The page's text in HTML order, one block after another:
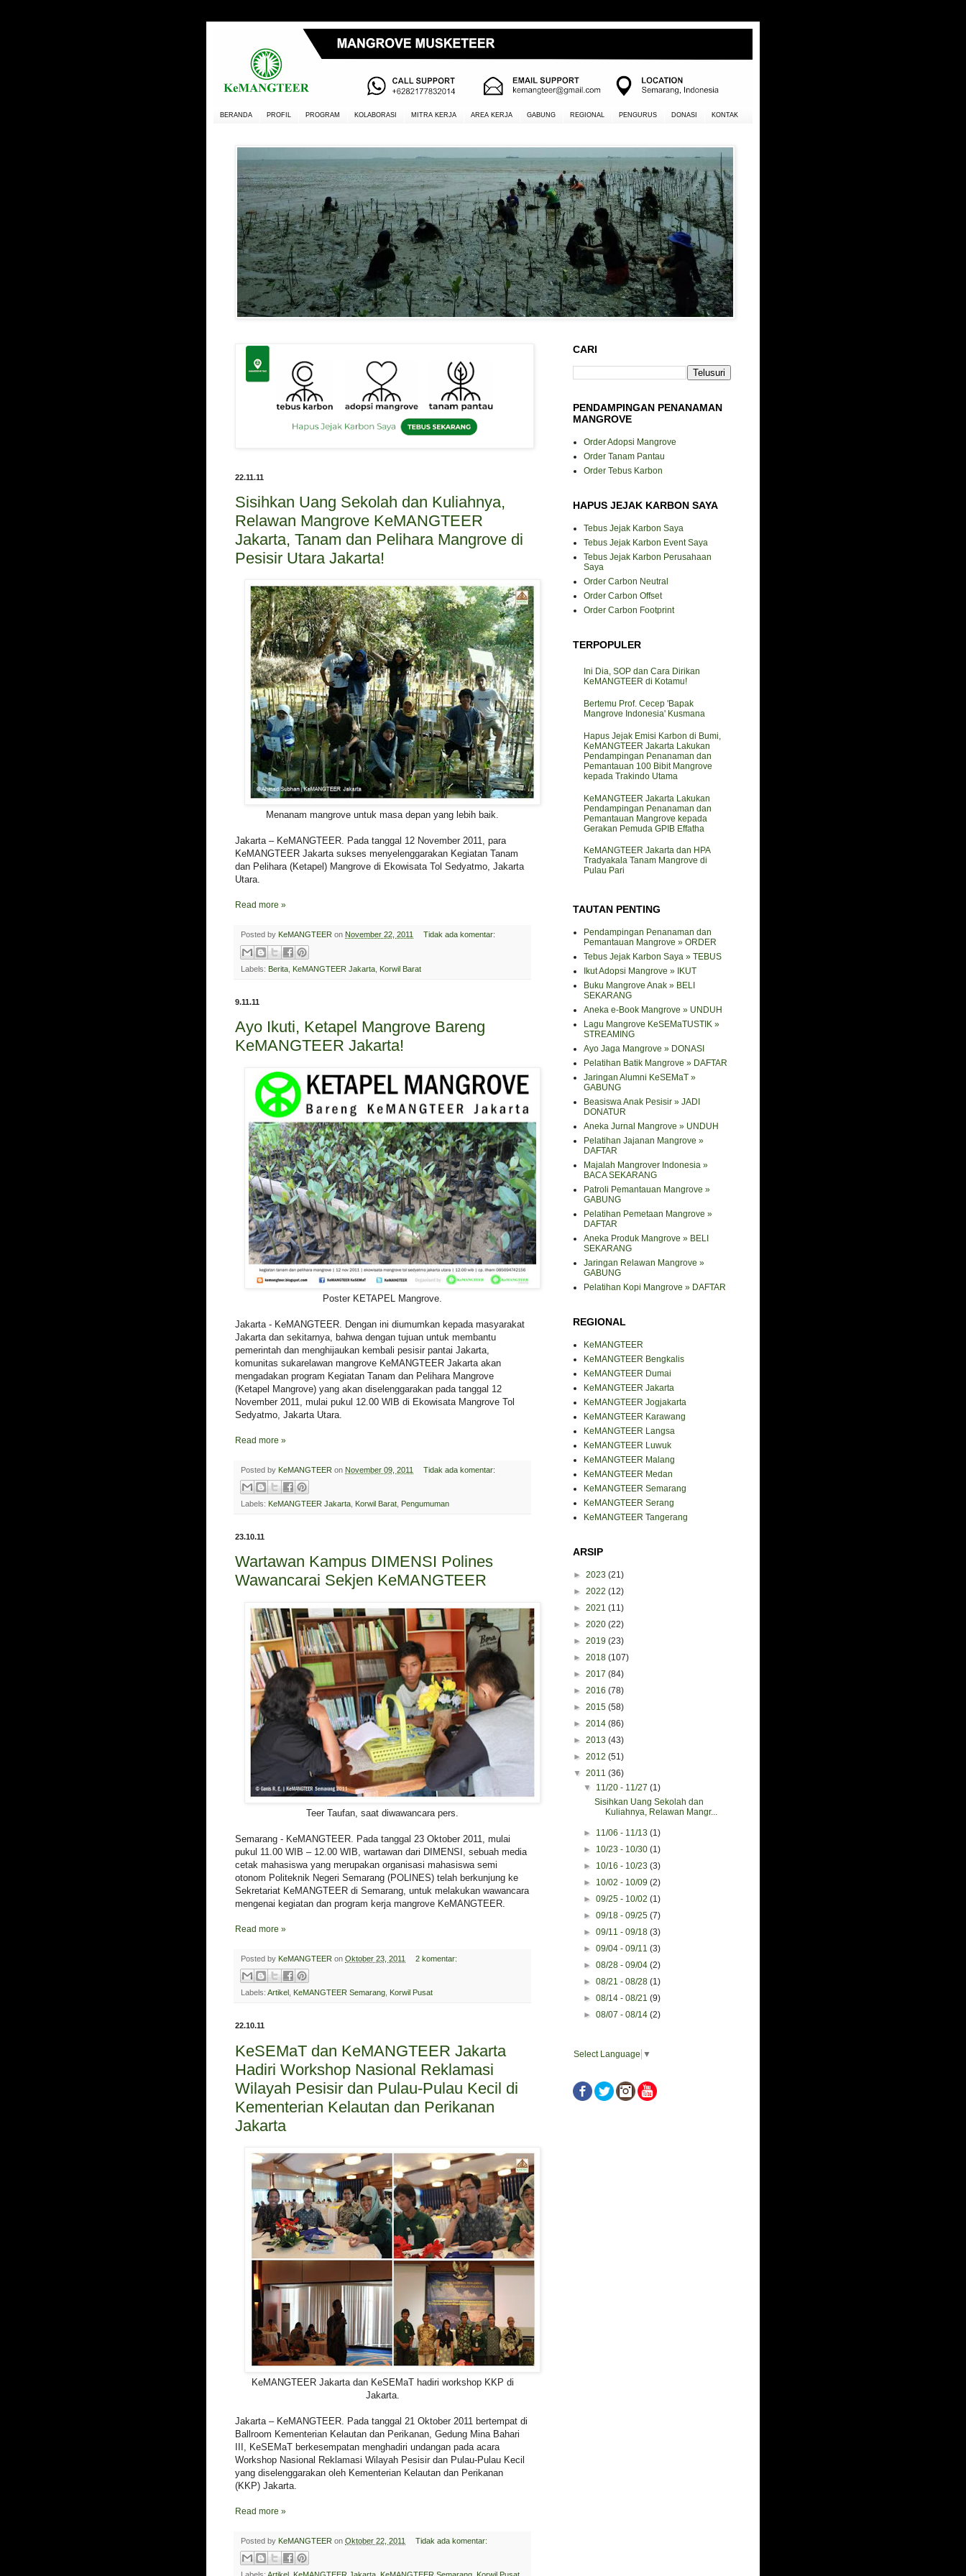
BERANDA PROFIL PROGRAM KOLABORASI MITRA KERJA AREA KERJA GABUNG REGIONAL PENGURUS DONASI KONTAK
22.11.11
Sisihkan Uang Sekolah dan Kuliahnya,
Relawan Mangrove KeMANGTEER
Jakarta, Tanam dan Pelihara Mangrove di
Pesisir Utara Jakarta!
Menanam mangrove untuk masa depan yang lebih baik.
Jakarta – KeMANGTEER. Pada tanggal 12 November 2011, para
KeMANGTEER Jakarta sukses menyelenggarakan Kegiatan Tanam
dan Pelihara (Ketapel) Mangrove di Ekowisata Tol Sedyatmo, Jakarta
Utara.
Read more »
Posted by KeMANGTEER on November 22, 2011 Tidak ada komentar:
Labels: Berita KeMANGTEER Jakarta Korwil Barat
9.11.11
Ayo Ikuti, Ketapel Mangrove Bareng
KeMANGTEER Jakarta!
Poster KETAPEL Mangrove.
Jakarta - KeMANGTEER. Dengan ini diumumkan kepada masyarakat
Jakarta dan sekitarnya, bahwa dengan tujuan untuk membantu
pemerintah dan menghijaukan kembali pesisir pantai Jakarta,
komunitas sukarelawan mangrove KeMANGTEER Jakarta akan
mengadakan program Kegiatan Tanam dan Pelihara Mangrove
(Ketapel Mangrove) yang akan diselenggarakan pada tanggal 12
November 2011, mulai pukul 12.00 WIB di Ekowisata Mangrove Tol
Sedyatmo, Jakarta Utara.
Read more »
Posted by KeMANGTEER on November 09, 2011 Tidak ada komentar:
Labels: KeMANGTEER Jakarta Korwil Barat Pengumuman
23.10.11
Wartawan Kampus DIMENSI Polines
Wawancarai Sekjen KeMANGTEER
Teer Taufan, saat diwawancara pers.
Semarang - KeMANGTEER. Pada tanggal 23 Oktober 2011, mulai
pukul 11.00 WIB – 12.00 WIB, wartawan dari DIMENSI, sebuah media
cetak mahasiswa yang merupakan organisasi mahasiswa semi
otonom Politeknik Negeri Semarang (POLINES) telah berkunjung ke
Sekretariat KeMANGTEER di Semarang, untuk melakukan wawancara
mengenai kegiatan dan program kerja mangrove KeMANGTEER.
Read more »
Posted by KeMANGTEER on Oktober 23, 2011 2 komentar:
Labels: Artikel KeMANGTEER Semarang Korwil Pusat
22.10.11
KeSEMaT dan KeMANGTEER Jakarta
Hadiri Workshop Nasional Reklamasi
Wilayah Pesisir dan Pulau-Pulau Kecil di
Kementerian Kelautan dan Perikanan
Jakarta
KeMANGTEER Jakarta dan KeSEMaT hadiri workshop KKP di
Jakarta.
Jakarta – KeMANGTEER. Pada tanggal 21 Oktober 2011 bertempat di
Ballroom Kementerian Kelautan dan Perikanan, Gedung Mina Bahari
III, KeSEMaT berkesempatan menghadiri undangan pada acara
Workshop Nasional Reklamasi Wilayah Pesisir dan Pulau-Pulau Kecil
yang diselenggarakan oleh Kementerian Kelautan dan Perikanan
(KKP) Jakarta.
Read more »
Posted by KeMANGTEER on Oktober 22, 2011 Tidak ada komentar:
CARI
PENDAMPINGAN PENANAMAN
MANGROVE
Order Adopsi Mangrove
Order Tanam Pantau
Order Tebus Karbon
HAPUS JEJAK KARBON SAYA
Tebus Jejak Karbon Saya
Tebus Jejak Karbon Event Saya
Tebus Jejak Karbon Perusahaan
Saya
Order Carbon Neutral
Order Carbon Offset
Order Carbon Footprint
TERPOPULER
Ini Dia, SOP dan Cara Dirikan
KeMANGTEER di Kotamu!
Bertemu Prof. Cecep 'Bapak
Mangrove Indonesia' Kusmana
Hapus Jejak Emisi Karbon di Bumi,
KeMANGTEER Jakarta Lakukan
Pendampingan Penanaman dan
Pemantauan 100 Bibit Mangrove
kepada Trakindo Utama
KeMANGTEER Jakarta Lakukan
Pendampingan Penanaman dan
Pemantauan Mangrove kepada
Gerakan Pemuda GPIB Effatha
KeMANGTEER Jakarta dan HPA
Tradyakala Tanam Mangrove di
Pulau Pari
TAUTAN PENTING
Pendampingan Penanaman dan
Pemantauan Mangrove » ORDER
Tebus Jejak Karbon Saya » TEBUS
Ikut Adopsi Mangrove » IKUT
Buku Mangrove Anak » BELI
SEKARANG
Aneka e-Book Mangrove » UNDUH
Lagu Mangrove KeSEMaTUSTIK »
STREAMING
Ayo Jaga Mangrove » DONASI
Pelatihan Batik Mangrove » DAFTAR
Jaringan Alumni KeSEMaT »
GABUNG
Beasiswa Anak Pesisir » JADI
DONATUR
Aneka Jurnal Mangrove » UNDUH
Pelatihan Jajanan Mangrove »
DAFTAR
Majalah Mangrover Indonesia »
BACA SEKARANG
Patroli Pemantauan Mangrove »
GABUNG
Pelatihan Pemetaan Mangrove »
DAFTAR
Aneka Produk Mangrove » BELI
SEKARANG
Jaringan Relawan Mangrove »
GABUNG
Pelatihan Kopi Mangrove » DAFTAR
REGIONAL
KeMANGTEER
KeMANGTEER Bengkalis
KeMANGTEER Dumai
KeMANGTEER Jakarta
KeMANGTEER Jogjakarta
KeMANGTEER Karawang
KeMANGTEER Langsa
KeMANGTEER Luwuk
KeMANGTEER Malang
KeMANGTEER Medan
KeMANGTEER Semarang
KeMANGTEER Serang
KeMANGTEER Tangerang
ARSIP
► 2023 (21)
► 2022 (12)
► 2021 (11)
► 2020 (22)
► 2019 (23)
► 2018 (107)
► 2017 (84)
► 2016 (78)
► 2015 (58)
► 2014 (86)
► 2013 (43)
► 2012 (51)
▼ 2011 (36)
▼ 11/20 - 11/27(1)
Sisihkan Uang Sekolah dan
Kuliahnya, Relawan Mangr...
► 11/06 - 11/13(1)
► 10/23 - 10/30(1)
► 10/16 - 10/23(3)
► 10/02 - 10/09(2)
►09/25 - 10/02(1)
►09/18 - 09/25(7)
►09/11 - 09/18(3)
►09/04 - 09/11(3)
►08/28 - 09/04(2)
►08/21 - 08/28(1)
►08/14 - 08/21(9)
►08/07 - 08/14(2)
Select Language ▼